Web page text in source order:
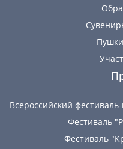
Всероссийский
Фестиваль
Фестиваль